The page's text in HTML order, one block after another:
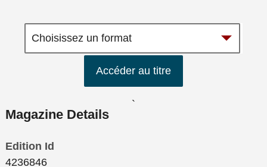
Accéder au titre
`
Magazine Details
Edition Id
4236846